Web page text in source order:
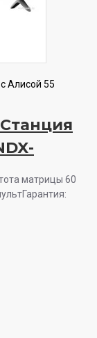
Алисой 55
матрицы 60